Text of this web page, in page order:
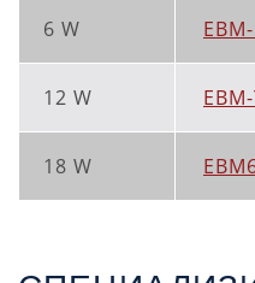
6 W
12 W
18 W